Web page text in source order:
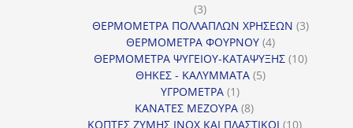
33
προϊόντα
ΘΕΡΜΟΜΕΤΡΑ ΠΟΛΛΑΠΛΩΝ ΧΡΗΣΕΩΝ 33
ΘΕΡΜΟΜΕΤΡΑ ΦΟΥΡΝΟΥ 44
προϊόντα
ΘΕΡΜΟΜΕΤΡΑ ΨΥΓΕΙΟΥ-ΚΑΤΑΨΥΞΗΣ 1010
ΘΗΚΕΣ - ΚΑΛΥΜΜΑΤΑ 55
ΥΓΡΟΜΕΤΡΑ 11
προϊόν
ΚΑΝΑΤΕΣ ΜΕΖΟΥΡΑ 88
προϊόντα
ΚΟΠΤΕΣ ΖΥΜΗΣ INOX ΚΑΙ ΠΛΑΣΤΙΚΟΙ 1010